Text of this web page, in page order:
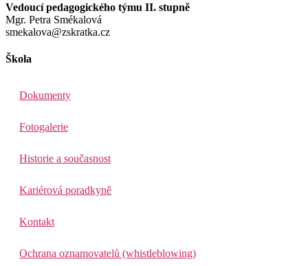
Vedoucí pedagogického týmu II. stupně
Mgr. Petra Smékalová
smekalova@zskratka.cz
Škola
Dokumenty
Fotogalerie
Historie a současnost
Kariérová poradkyně
Kontakt
Ochrana oznamovatelů (whistleblowing)